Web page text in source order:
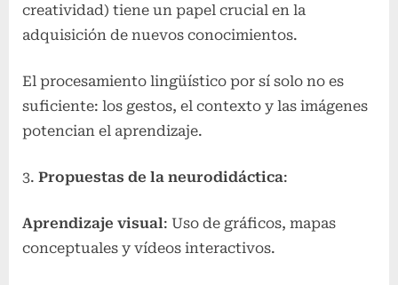
creatividad) tiene un papel crucial en la
adquisición de nuevos conocimientos.
El procesamiento lingüístico por sí solo no es
suficiente: los gestos, el contexto y las imágenes
potencian el aprendizaje.
Propuestas de la neurodidáctica:
Aprendizaje visual: Uso de gráficos, mapas
conceptuales y vídeos interactivos.